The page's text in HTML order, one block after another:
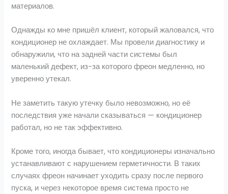
материалов.
Однажды ко мне пришёл клиент, который жаловался, что
кондиционер не охлаждает. Мы провели диагностику и
обнаружили, что на задней части системы был
маленький дефект, из-за которого фреон медленно, но
уверенно утекал.
Не заметить такую утечку было невозможно, но её
последствия уже начали сказываться — кондиционер
работал, но не так эффективно.
Кроме того, иногда бывает, что кондиционеры изначально
устанавливают с нарушением герметичности. В таких
случаях фреон начинает уходить сразу после первого
пуска, и через некоторое время система просто не